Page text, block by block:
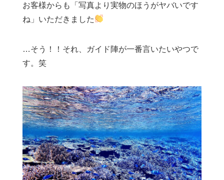
お客様からも「写真より実物のほうがヤバいです
ね」いただきました
…そう！！それ、ガイド陣が一番言いたいやつで
す。笑